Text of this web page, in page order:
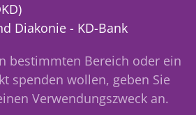
Diakonie - KD-Bank
bestimmten Bereich oder ein
spenden wollen, geben Sie
Verwendungszweck an.